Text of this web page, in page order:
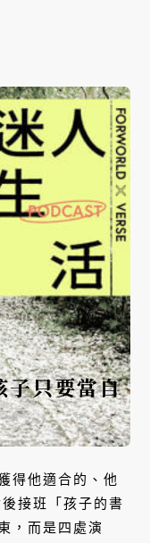
子只要當自
得他適合的、他
，而是四處演